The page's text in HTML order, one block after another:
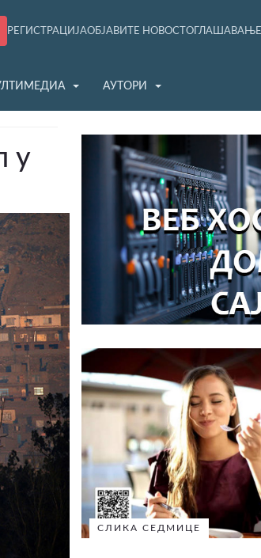
РЕГИСТРАЦИЈАОБЈАВИТЕ НОВОСТ ОГЛАШАВАЊЕ
АУТОРИ
у
СЛИКА СЕДМИЦЕ